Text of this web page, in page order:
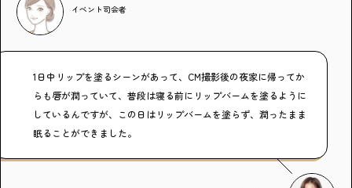
イベント司会者
1日中リップを塗るシーンがあって、CM撮影後の夜家に帰ってか
らも唇が潤っていて、普段は寝る前にリップバームを塗るように
しているんですが、この日はリップバームを塗らず、潤ったまま
眠ることができました。